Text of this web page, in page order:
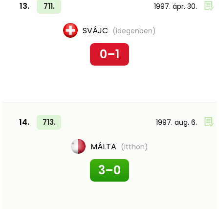
13. 711. 1997. ápr. 30.
SVÁJC (idegenben)
0–1
14. 713. 1997. aug. 6.
MÁLTA (itthon)
3–0